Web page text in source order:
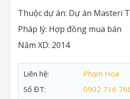
Thuộc dự án: Dự án Masteri
Pháp lý: Hợp đồng mua bán
Năm XD: 2014
Liên hệ:
Phạm Hoa
Số ĐT:
0902 716